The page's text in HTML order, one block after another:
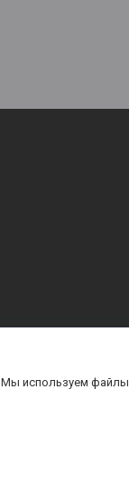
Мы используем файлы